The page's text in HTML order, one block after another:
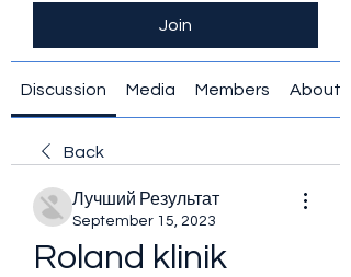
Join
Discussion Media Members About
Back
Лучший Результат
September 15, 2023
Roland klinik